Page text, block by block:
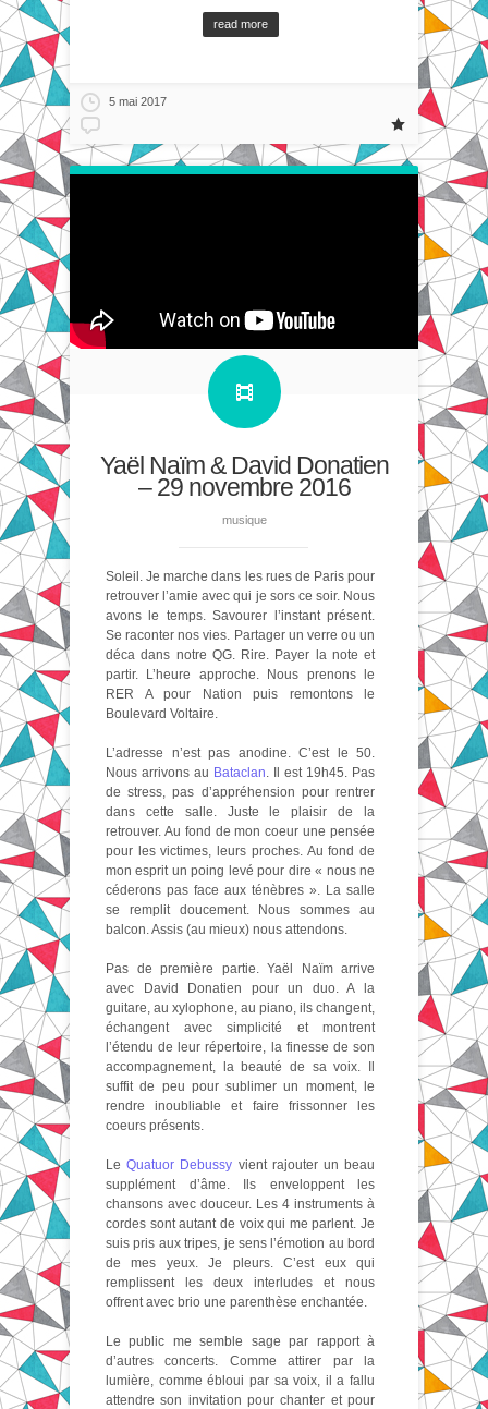
read more
5 mai 2017
Yaël Naïm & David Donatien
– 29 novembre 2016
musique
Soleil. Je marche dans les rues de Paris pour
retrouver l’amie avec qui je sors ce soir. Nous
avons le temps. Savourer l’instant présent.
Se raconter nos vies. Partager un verre ou un
déca dans notre QG. Rire. Payer la note et
partir. L’heure approche. Nous prenons le
RER A pour Nation puis remontons le
Boulevard Voltaire.
L’adresse n’est pas anodine. C’est le 50.
Nous arrivons au Bataclan. Il est 19h45. Pas
de stress, pas d’appréhension pour rentrer
dans cette salle. Juste le plaisir de la
retrouver. Au fond de mon coeur une pensée
pour les victimes, leurs proches. Au fond de
mon esprit un poing levé pour dire « nous ne
céderons pas face aux ténèbres ». La salle
se remplit doucement. Nous sommes au
balcon. Assis (au mieux) nous attendons.
Pas de première partie. Yaël Naïm arrive
avec David Donatien pour un duo. A la
guitare, au xylophone, au piano, ils changent,
échangent avec simplicité et montrent
l’étendu de leur répertoire, la finesse de son
accompagnement, la beauté de sa voix. Il
suffit de peu pour sublimer un moment, le
rendre inoubliable et faire frissonner les
coeurs présents.
LeQuatuor Debussy vient rajouter un beau
supplément d’âme. Ils enveloppent les
chansons avec douceur. Les 4 instruments à
cordes sont autant de voix qui me parlent. Je
suis pris aux tripes, je sens l’émotion au bord
de mes yeux. Je pleurs. C’est eux qui
remplissent les deux interludes et nous
offrent avec brio une parenthèse enchantée.
Le public me semble sage par rapport à
d’autres concerts. Comme attirer par la
lumière, comme ébloui par sa voix, il a fallu
attendre son invitation pour chanter et pour